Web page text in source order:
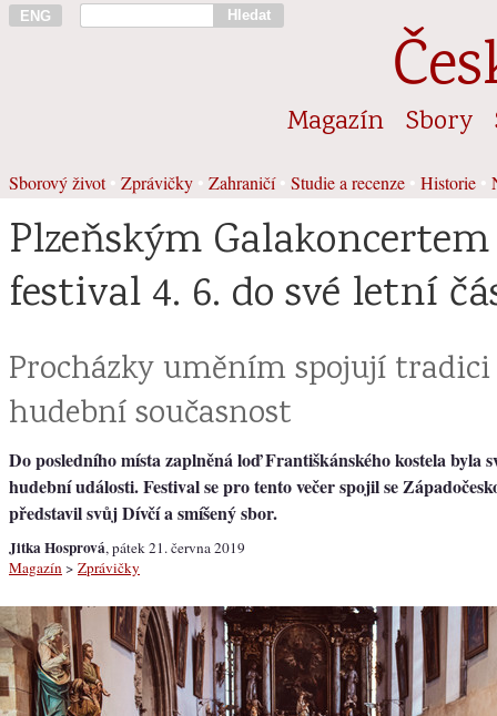
ENG Hledat
Magazín Sbory
Sborový život• Zprávičky Zahraničí• Studie a recenze Historie
Plzeňským
festival 4. 6. do své letní
Procházky uměním spojují
hudební současnost
Do posledního místa zaplněná loď Františkánského kostela byla
hudební události. Festival se pro tento večer spojil se
představil svůj Dívčí a smíšený sbor.
Jitka Hosprová, pátek 21. června 2019
Magazín > Zprávičky